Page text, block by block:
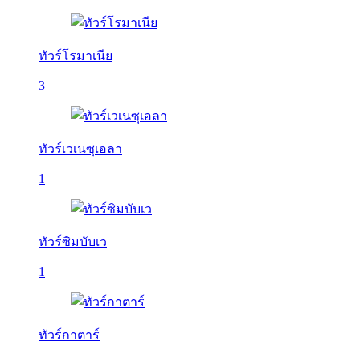
ทัวร์โรมาเนีย
3
ทัวร์เวเนซุเอลา
1
ทัวร์ซิมบับเว
1
ทัวร์กาตาร์